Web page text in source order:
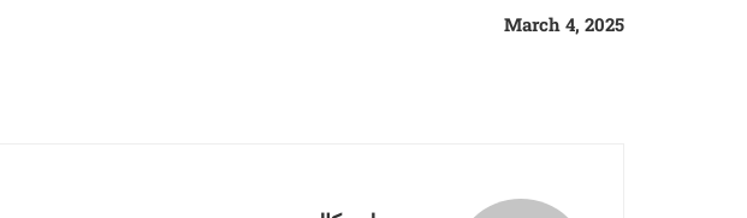
March 4, 2025